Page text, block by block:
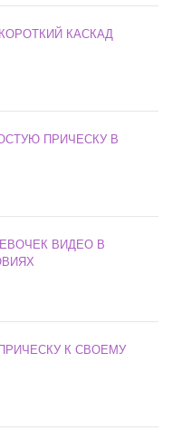
КАСКАД
ПРИЧЕСКУ В
ВИДЕО В
К СВОЕМУ